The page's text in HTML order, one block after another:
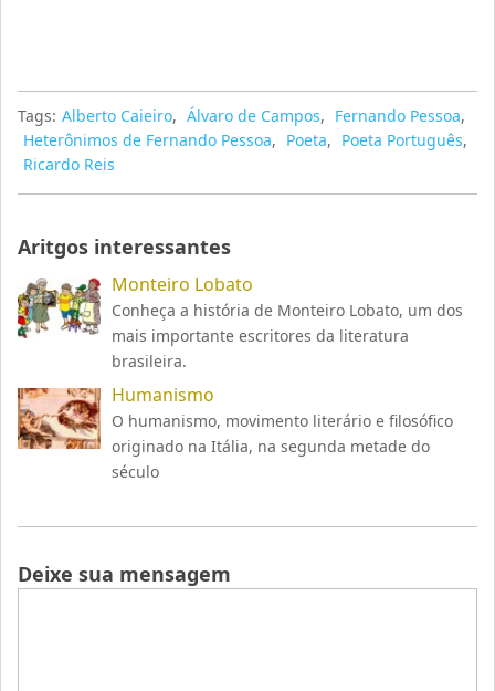
Tags: Alberto Caieiro, Álvaro de Campos, Fernando Pessoa,
Heterônimos de Fernando Pessoa, Poeta, Poeta Português,
Ricardo Reis
Aritgos interessantes
Monteiro Lobato
Conheça a história de Monteiro Lobato, um dos
mais importante escritores da literatura
brasileira.
Humanismo
O humanismo, movimento literário e filosófico
originado na Itália, na segunda metade do
século
Deixe sua mensagem